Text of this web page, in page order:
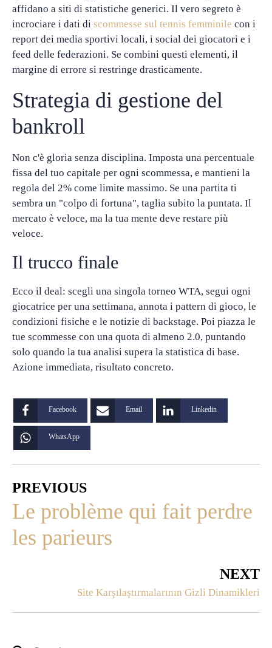
affidano a siti di statistiche generici. Il vero segreto è
incrociare i dati di scommesse sul tennis femminile con i
report dei media sportivi locali, i social dei giocatori e i
feed delle federazioni. Se combini questi elementi, il
margine di errore si restringe drasticamente.
Strategia di gestione del
bankroll
Non c'è gloria senza disciplina. Imposta una percentuale
fissa del tuo capitale per ogni scommessa, e mantieni la
regola del 2% come limite massimo. Se una partita ti
sembra un "colpo di fortuna", taglia subito la puntata. Il
mercato è veloce, ma la tua mente deve restare più
veloce.
Il trucco finale
Ecco il deal: scegli una singola torneo WTA, segui ogni
giocatrice per una settimana, annota i pattern di gioco, le
condizioni fisiche e le notizie di backstage. Poi piazza le
tue scommesse con una quota di almeno 2.0, puntando
solo quando la tua analisi supera la statistica di base.
Azione immediata, risultato concreto.
Facebook Email Linkedin
WhatsApp
PREVIOUS
Le problème qui fait perdre
les parieurs
NEXT
Site Karşılaştırmalarının Gizli Dinamikleri